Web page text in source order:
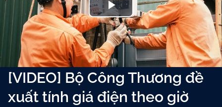
Play
Video
[VIDEO] Bộ Công Thương đề
xuất tính giá điện theo giờ